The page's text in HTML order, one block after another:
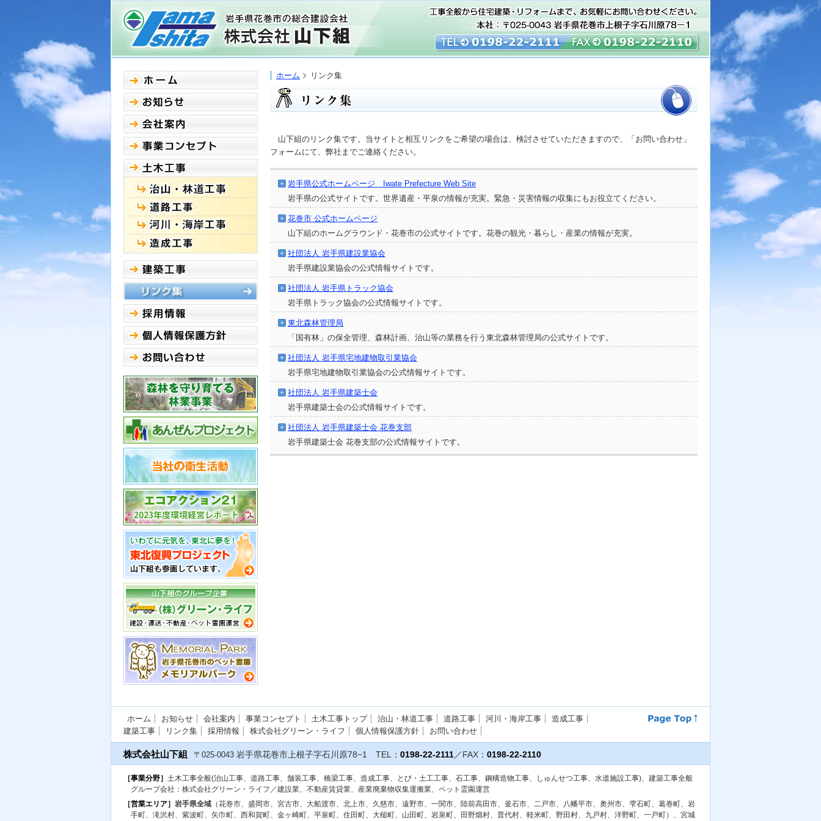
ホーム リンク集
山下組のリンク集です。当サイトと相互リンクをご希望の場合は、検討させていただきますので、「お問い合わせ」
フォームにて、弊社までご連絡ください。
岩手県公式ホームページ Iwate Prefecture Web Site
岩手県の公式サイトです。世界遺産・平泉の情報が充実。緊急・災害情報の収集にもお役立てください。
花巻市 公式ホームページ
山下組のホームグラウンド・花巻市の公式サイトです。花巻の観光・暮らし・産業の情報が充実。
社団法人 岩手県建設業協会
岩手県建設業協会の公式情報サイトです。
社団法人 岩手県トラック協会
岩手県トラック協会の公式情報サイトです。
東北森林管理局
「国有林」の保全管理、森林計画、治山等の業務を行う東北森林管理局の公式サイトです。
社団法人 岩手県宅地建物取引業協会
岩手県宅地建物取引業協会の公式情報サイトです。
社団法人 岩手県建築士会
岩手県建築士会の公式情報サイトです。
社団法人 岩手県建築士会 花巻支部
岩手県建築士会 花巻支部の公式情報サイトです。
ホーム お知らせ 会社案内 事業コンセプト 土木工事トップ 治山・林道工事 道路工事 河川・海岸工事
造成工事
建築工事
リンク集 採用情報 株式会社グリーン・ライフ 個人情報保護方針 お問い合わせ
株式会社山下組 〒025-0043 岩手県花巻市上根子字石川原78−1 TEL： 0198-22-2111／FAX： 0198-22-2110
［事業分野］ 土木工事全般(治山工事、道路工事、舗装工事、橋梁工事、造成工事、とび・土工工事、石工事、鋼構造物工事、しゅんせつ工事、水道施設工事)、建築工事全般
グループ会社：株式会社グリーン・ライフ／建設業、不動産賃貸業、産業廃棄物収集運搬業、ペット霊園運営
［営業エリア］ 岩手県全域 （花巻市、盛岡市、宮古市、大船渡市、北上市、久慈市、遠野市、一関市、陸前高田市、釜石市、二戸市、八幡平市、奥州市、雫石町、葛巻町、岩
手町、滝沢村、紫波町、矢巾町、西和賀町、金ヶ崎町、平泉町、住田町、大槌町、山田町、岩泉町、田野畑村、普代村、軽米町、野田村、九戸村、洋野町、一戸町）、宮城